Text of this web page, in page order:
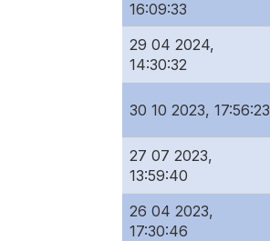
16:09:33
29 04 2024,
14:30:32
30 10 2023, 17:56:23
27 07 2023,
13:59:40
26 04 2023,
17:30:46